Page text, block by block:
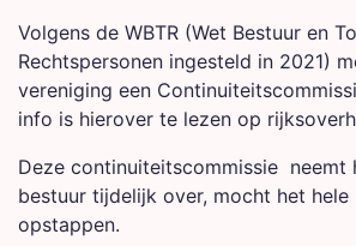
Volgens de WBTR (Wet Bestuur en
Rechtspersonen ingesteld in 2021)
vereniging een
info is hierover te lezen op
Deze continuiteitscommissie neemt
bestuur tijdelijk over, mocht het
opstappen.